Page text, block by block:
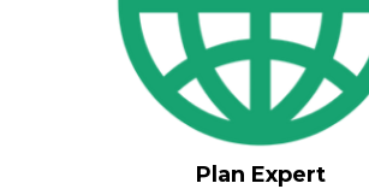
Plan Expert